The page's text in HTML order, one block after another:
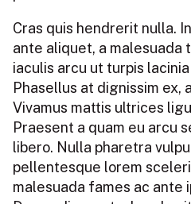
Cras quis hendrerit nulla.
ante aliquet, a malesuada
iaculis arcu ut turpis
Phasellus at dignissim ex,
Vivamus mattis ultrices
Praesent a quam eu arcu
libero. Nulla pharetra
pellentesque lorem
malesuada fames ac ante